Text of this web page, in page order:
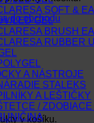
do obchodu
v košíku.
SOFT &
LED GEL
BRUSH
RUBBER
A NÁSTROJE
STALEKS
A LEŠTIČKY
/